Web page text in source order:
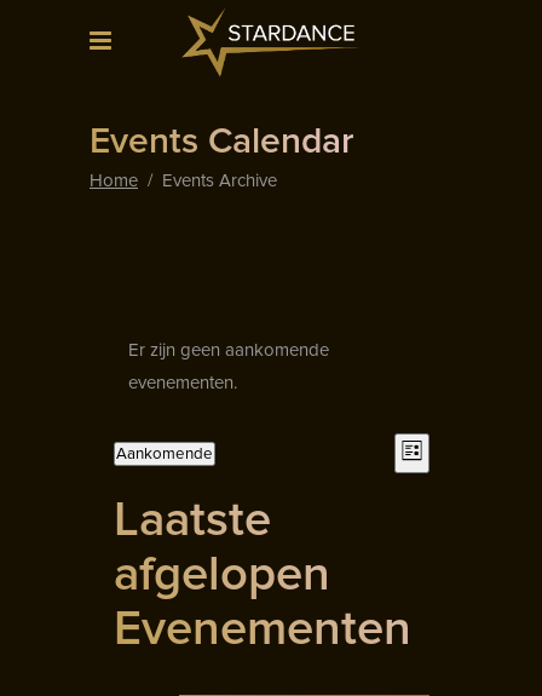
Events Calendar
Home / Events Archive
Er zijn geen aankomende
evenementen.
Lijst
Aankomende
Laatste
afgelopen
Evenementen